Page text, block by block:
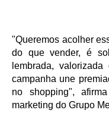
"Queremos acolher
do que vender, é
lembrada,
campanha une
no shopping", afirma
marketing do Grupo